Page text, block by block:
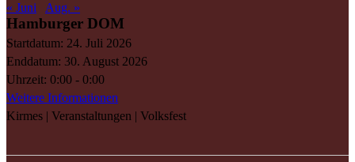
« Juni Aug. »
Hamburger DOM
Startdatum: 24. Juli 2026
Enddatum: 30. August 2026
Uhrzeit: 0:00 - 0:00
Weitere Informationen
Kirmes | Veranstaltungen | Volksfest